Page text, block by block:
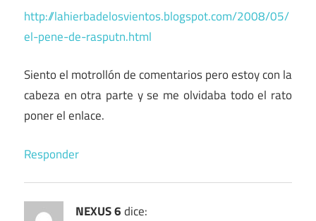
http://lahierbadelosvientos.blogspot.com/2008/05/
el-pene-de-rasputn.html
Siento el motrollón de comentarios pero estoy con la
cabeza en otra parte y se me olvidaba todo el rato
poner el enlace.
Responder
NEXUS 6dice: